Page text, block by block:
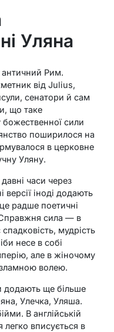
Уляна
античний Рим.
від Julius,
сенатори й сам
що таке
сили
поширилося на
в церковне
Уляну.
часи через
версії іноді додають
радше поетичні
Справжня сила — в
мудрість
несе в собі
але в жіночому
волею.
додають ще більше
Улечка, Уляша.
В англійській
легко вписується в